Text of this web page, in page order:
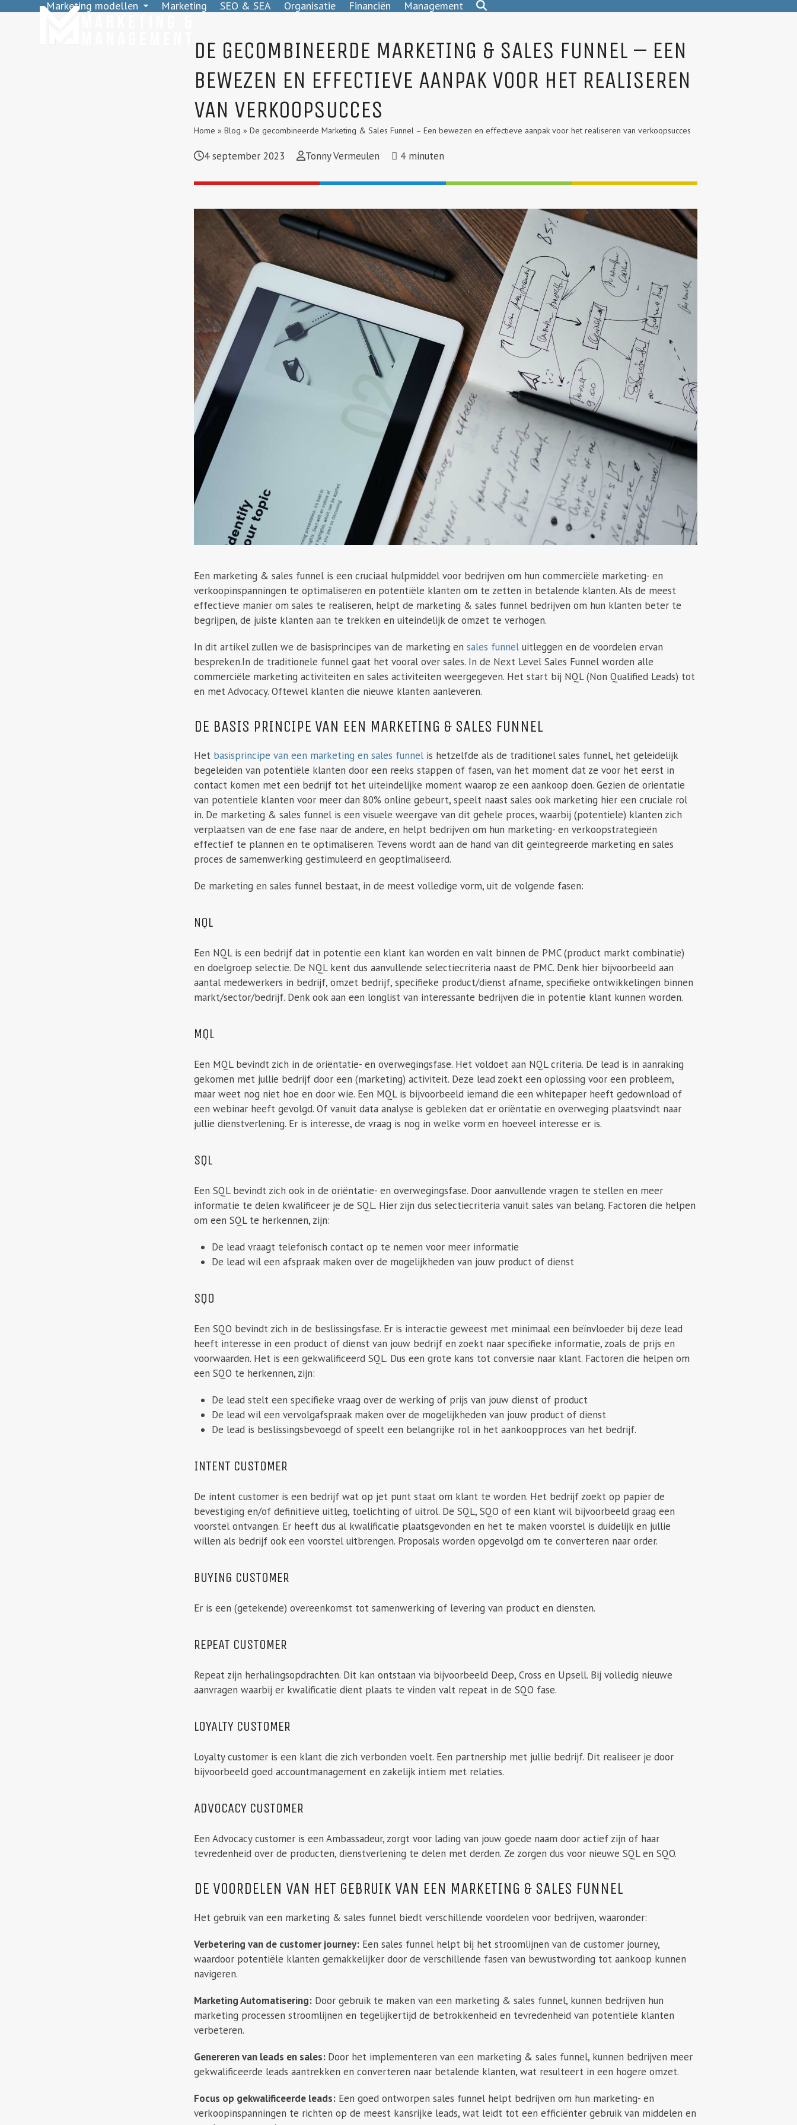
Marketing modellen Marketing SEO & SEA Organisatie Financiën Management
DE GECOMBINEERDE MARKETING & SALES FUNNEL – EEN
BEWEZEN EN EFFECTIEVE AANPAK VOOR HET REALISEREN
VAN VERKOOPSUCCES
Home »Blog »De gecombineerde Marketing & Sales Funnel – Een bewezen en effectieve aanpak voor het realiseren van verkoopsucces
4 september 2023 Tonny Vermeulen 4 minuten
Een marketing & sales funnel is een cruciaal hulpmiddel voor bedrijven om hun commerciële marketing- en
verkoopinspanningen te optimaliseren en potentiële klanten om te zetten in betalende klanten. Als de meest
effectieve manier om sales te realiseren, helpt de marketing & sales funnel bedrijven om hun klanten beter te
begrijpen, de juiste klanten aan te trekken en uiteindelijk de omzet te verhogen.
In dit artikel zullen we de basisprincipes van de marketing ensales funnel uitleggen en de voordelen ervan
bespreken.In de traditionele funnel gaat het vooral over sales. In de Next Level Sales Funnel worden alle
commerciële marketing activiteiten en sales activiteiten weergegeven. Het start bij NQL (Non Qualified Leads) tot
en met Advocacy. Oftewel klanten die nieuwe klanten aanleveren.
DE BASIS PRINCIPE VAN EEN MARKETING & SALES FUNNEL
Het basisprincipe van een marketing en sales funnel is hetzelfde als de traditionel sales funnel, het geleidelijk
begeleiden van potentiële klanten door een reeks stappen of fasen, van het moment dat ze voor het eerst in
contact komen met een bedrijf tot het uiteindelijke moment waarop ze een aankoop doen. Gezien de orientatie
van potentiele klanten voor meer dan 80% online gebeurt, speelt naast sales ook marketing hier een cruciale rol
in. De marketing & sales funnel is een visuele weergave van dit gehele proces, waarbij (potentiele) klanten zich
verplaatsen van de ene fase naar de andere, en helpt bedrijven om hun marketing- en verkoopstrategieën
effectief te plannen en te optimaliseren. Tevens wordt aan de hand van dit geïntegreerde marketing en sales
proces de samenwerking gestimuleerd en geoptimaliseerd.
De marketing en sales funnel bestaat, in de meest volledige vorm, uit de volgende fasen:
NQL
Een NQL is een bedrijf dat in potentie een klant kan worden en valt binnen de PMC (product markt combinatie)
en doelgroep selectie. De NQL kent dus aanvullende selectiecriteria naast de PMC. Denk hier bijvoorbeeld aan
aantal medewerkers in bedrijf, omzet bedrijf, specifieke product/dienst afname, specifieke ontwikkelingen binnen
markt/sector/bedrijf. Denk ook aan een longlist van interessante bedrijven die in potentie klant kunnen worden.
MQL
Een MQL bevindt zich in de oriëntatie- en overwegingsfase. Het voldoet aan NQL criteria. De lead is in aanraking
gekomen met jullie bedrijf door een (marketing) activiteit. Deze lead zoekt een oplossing voor een probleem,
maar weet nog niet hoe en door wie. Een MQL is bijvoorbeeld iemand die een whitepaper heeft gedownload of
een webinar heeft gevolgd. Of vanuit data analyse is gebleken dat er oriëntatie en overweging plaatsvindt naar
jullie dienstverlening. Er is interesse, de vraag is nog in welke vorm en hoeveel interesse er is.
SQL
Een SQL bevindt zich ook in de oriëntatie- en overwegingsfase. Door aanvullende vragen te stellen en meer
informatie te delen kwalificeer je de SQL. Hier zijn dus selectiecriteria vanuit sales van belang. Factoren die helpen
om een SQL te herkennen, zijn:
De lead vraagt telefonisch contact op te nemen voor meer informatie
De lead wil een afspraak maken over de mogelijkheden van jouw product of dienst
SQO
Een SQO bevindt zich in de beslissingsfase. Er is interactie geweest met minimaal een beïnvloeder bij deze lead
heeft interesse in een product of dienst van jouw bedrijf en zoekt naar specifieke informatie, zoals de prijs en
voorwaarden. Het is een gekwalificeerd SQL. Dus een grote kans tot conversie naar klant. Factoren die helpen om
een SQO te herkennen, zijn:
De lead stelt een specifieke vraag over de werking of prijs van jouw dienst of product
De lead wil een vervolgafspraak maken over de mogelijkheden van jouw product of dienst
De lead is beslissingsbevoegd of speelt een belangrijke rol in het aankoopproces van het bedrijf.
INTENT CUSTOMER
De intent customer is een bedrijf wat op jet punt staat om klant te worden. Het bedrijf zoekt op papier de
bevestiging en/of definitieve uitleg, toelichting of uitrol. De SQL, SQO of een klant wil bijvoorbeeld graag een
voorstel ontvangen. Er heeft dus al kwalificatie plaatsgevonden en het te maken voorstel is duidelijk en jullie
willen als bedrijf ook een voorstel uitbrengen. Proposals worden opgevolgd om te converteren naar order.
BUYING CUSTOMER
Er is een (getekende) overeenkomst tot samenwerking of levering van product en diensten.
REPEAT CUSTOMER
Repeat zijn herhalingsopdrachten. Dit kan ontstaan via bijvoorbeeld Deep, Cross en Upsell. Bij volledig nieuwe
aanvragen waarbij er kwalificatie dient plaats te vinden valt repeat in de SQO fase.
LOYALTY CUSTOMER
Loyalty customer is een klant die zich verbonden voelt. Een partnership met jullie bedrijf. Dit realiseer je door
bijvoorbeeld goed accountmanagement en zakelijk intiem met relaties.
ADVOCACY CUSTOMER
Een Advocacy customer is een Ambassadeur, zorgt voor lading van jouw goede naam door actief zijn of haar
tevredenheid over de producten, dienstverlening te delen met derden. Ze zorgen dus voor nieuwe SQL en SQO.
DE VOORDELEN VAN HET GEBRUIK VAN EEN MARKETING & SALES FUNNEL
Het gebruik van een marketing & sales funnel biedt verschillende voordelen voor bedrijven, waaronder:
Verbetering van de customer journey: Een sales funnel helpt bij het stroomlijnen van de customer journey,
waardoor potentiële klanten gemakkelijker door de verschillende fasen van bewustwording tot aankoop kunnen
navigeren.
Marketing Automatisering: Door gebruik te maken van een marketing & sales funnel, kunnen bedrijven hun
marketing processen stroomlijnen en tegelijkertijd de betrokkenheid en tevredenheid van potentiële klanten
verbeteren.
Genereren van leads en sales: Door het implementeren van een marketing & sales funnel, kunnen bedrijven meer
gekwalificeerde leads aantrekken en converteren naar betalende klanten, wat resulteert in een hogere omzet.
Focus op gekwalificeerde leads: Een goed ontworpen sales funnel helpt bedrijven om hun marketing- en
verkoopinspanningen te richten op de meest kansrijke leads, wat leidt tot een efficiënter gebruik van middelen en